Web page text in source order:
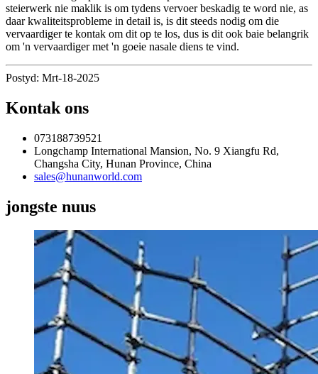
steierwerk nie maklik is om tydens vervoer beskadig te word nie, as
daar kwaliteitsprobleme in detail is, is dit steeds nodig om die
vervaardiger te kontak om dit op te los, dus is dit ook baie belangrik
om 'n vervaardiger met 'n goeie nasale diens te vind.
Postyd: Mrt-18-2025
Kontak ons
073188739521
Longchamp International Mansion, No. 9 Xiangfu Rd,
Changsha City, Hunan Province, China
sales@hunanworld.com
jongste nuus